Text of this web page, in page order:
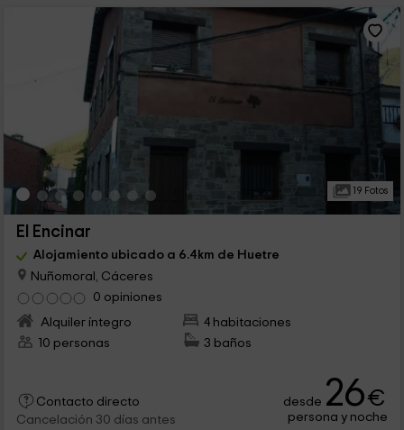
19 Fotos
El Encinar
Alojamiento ubicado a 6.4km de Huetre
Nuñomoral, Cáceres
0 opiniones
Alquiler íntegro
4 habitaciones
10 personas
3 baños
Contacto directo
Cancelación 30 días antes
desde 26€
persona y noche